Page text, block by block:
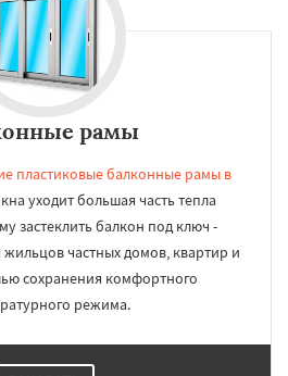
рамы
пластиковые балконные рамы в
уходит большая часть тепла
застеклить балкон под ключ -
частных домов, квартир и
сохранения комфортного
режима.